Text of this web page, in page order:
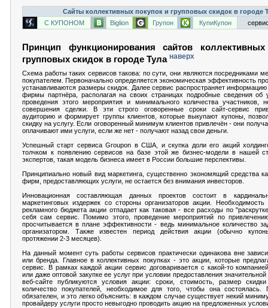
Сайты коллективных покупок и групповых скидок в городе
С КУПОНОМ
Biglion Групон КупиКупон
Принцип функционирования сайтов
групповых скидок в городе Тула наверх
Схема работы таких сервисов такова: по сути, они являются посредниками
покупателем. Первоначально определяется экономическая эффективность
устанавливаются размеры скидок. Далее сервис распространяет
фирмы партнёра, располагая на своих страницах подробные сведения об
проведения этого мероприятия и минимального количества участников,
совершения сделки. В эти строго оговоренные сроки сайт-сервис
аудиторию и формирует группы клиентов, которые выкупают купоны,
скидку на услугу. Если оговоренный минимум клиентов привлечён - они
оплачивают ими услуги, если же нет - получают назад свои деньги.
Успешный старт сервиса Groupon в США, и скупка доли его акций
толчком к появлению сервисов на базе этой же бизнес-модели в нашей
экспертов, такая модель бизнеса имеет в России большие перспективы.
Принципиально новый вид маркетинга, существенно экономящий средства
фирм, предоставляющих услуги, не остается без внимания инвесторов.
Инновационная составляющая данных проектов состоит в
маркетинговых издержек со стороны организаторов акции.
рекламного бюджета акции отпадает как таковая - все расходы по
себя сам сервис. Помимо этого, проведение мероприятий по
просчитывается в плане эффективности - ведь минимальное количество
организатором. Также известен период действия акции (обычно
протяжении 2-3 месяцев).
На данный момент суть работы сервисов практически одинакова вне
или бренда. Главное в коллективных покупках - это акции, которые
сервис. В рамках каждой акции сервис договаривается с какой-то
или даже оптовой закупке ее услуг при условии предоставления
веб-сайте публикуются условия акции: сроки, стоимость, размер
количество покупателей, необходимое для того, чтобы она состоялась.
обязателен, и это легко объяснить: в каждом случае существует некий
провайдеру услуги просто невыгодно проводить акцию на предложенных